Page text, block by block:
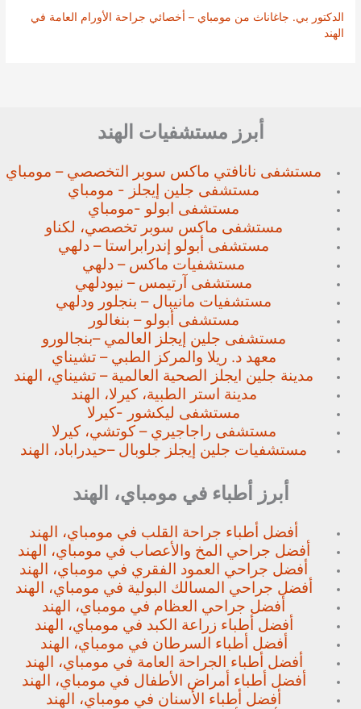
الدكتور بي. جاغاناث من مومباي – أخصائي جراحة الأورام العامة في
الهند
أبرز مستشفيات الهند
مستشفى نانافتي ماكس سوبر التخصصي – مومباي
مستشفى جلين إيجلز - مومباي
مستشفى ابولو -مومباي
مستشفى ماكس سوبر تخصصي، لكناو
مستشفى أبولو إندرابراستا – دلهي
مستشفيات ماكس – دلهي
مستشفى آرتيمس – نيودلهي
مستشفيات مانيبال – بنجلور ودلهي
مستشفى أبولو – بنغالور
مستشفى جلين إيجلز العالمي –بنجالورو
معهد د. ريلا والمركز الطبي – تشيناي
مدينة جلين ايجلز الصحية العالمية – تشيناي، الهند
مدينة استر الطبية، كيرلا، الهند
مستشفى ليكشور -كيرلا
مستشفى راجاجيري – كوتشي، كيرلا
مستشفيات جلين إيجلز جلوبال –حيدراباد، الهند
أبرز أطباء في مومباي، الهند
أفضل أطباء جراحة القلب في مومباي، الهند
أفضل جراحي المخ والأعصاب في مومباي، الهند
أفضل جراحي العمود الفقري في مومباي، الهند
أفضل جراحي المسالك البولية في مومباي، الهند
أفضل جراحي العظام في مومباي، الهند
أفضل أطباء زراعة الكبد في مومباي، الهند
أفضل أطباء السرطان في مومباي، الهند
أفضل أطباء الجراحة العامة في مومباي، الهند
أفضل أطباء أمراض الأطفال في مومباي، الهند
أفضل أطباء الأسنان في مومباي، الهند